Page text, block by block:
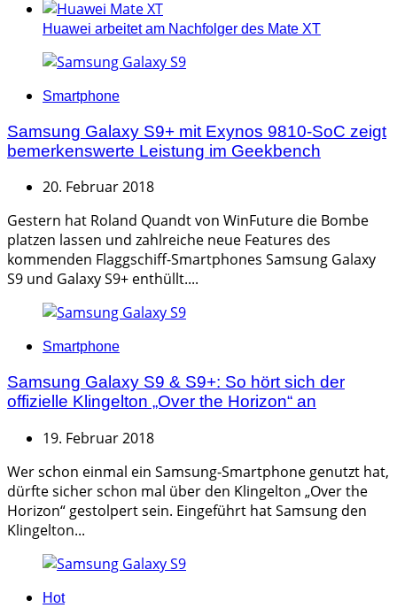
Huawei arbeitet am Nachfolger des Mate XT
Categories
Smartphone
Samsung Galaxy S9+ mit Exynos 9810-SoC zeigt
bemerkenswerte Leistung im Geekbench
20. Februar 2018
Gestern hat Roland Quandt von WinFuture die Bombe
platzen lassen und zahlreiche neue Features des
kommenden Flaggschiff-Smartphones Samsung Galaxy
S9 und Galaxy S9+ enthüllt....
Categories
Smartphone
Samsung Galaxy S9 & S9+: So hört sich der
offizielle Klingelton „Over the Horizon“ an
19. Februar 2018
Wer schon einmal ein Samsung-Smartphone genutzt hat,
dürfte sicher schon mal über den Klingelton „Over the
Horizon“ gestolpert sein. Eingeführt hat Samsung den
Klingelton...
Categories
Hot